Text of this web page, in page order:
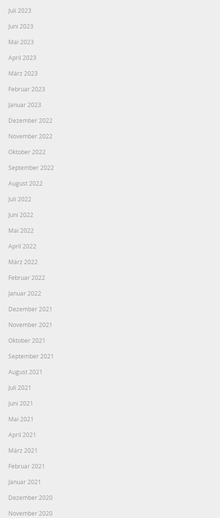
Juli 2023
Juni 2023
Mai 2023
April 2023
März 2023
Februar 2023
Januar 2023
Dezember 2022
November 2022
Oktober 2022
September 2022
August 2022
Juli 2022
Juni 2022
Mai 2022
April 2022
März 2022
Februar 2022
Januar 2022
Dezember 2021
November 2021
Oktober 2021
September 2021
August 2021
Juli 2021
Juni 2021
Mai 2021
April 2021
März 2021
Februar 2021
Januar 2021
Dezember 2020
November 2020